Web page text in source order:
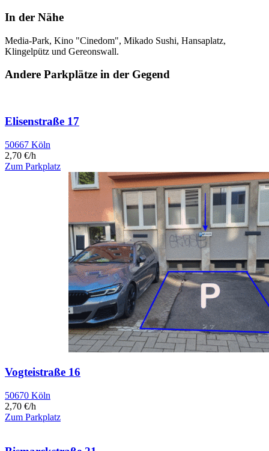
In der Nähe
Media-Park, Kino "Cinedom", Mikado Sushi, Hansaplatz,
Klingelpütz und Gereonswall.
Andere Parkplätze in der Gegend
Elisenstraße 17
50667 Köln
2,70 €/h
Zum Parkplatz
Vogteistraße 16
50670 Köln
2,70 €/h
Zum Parkplatz